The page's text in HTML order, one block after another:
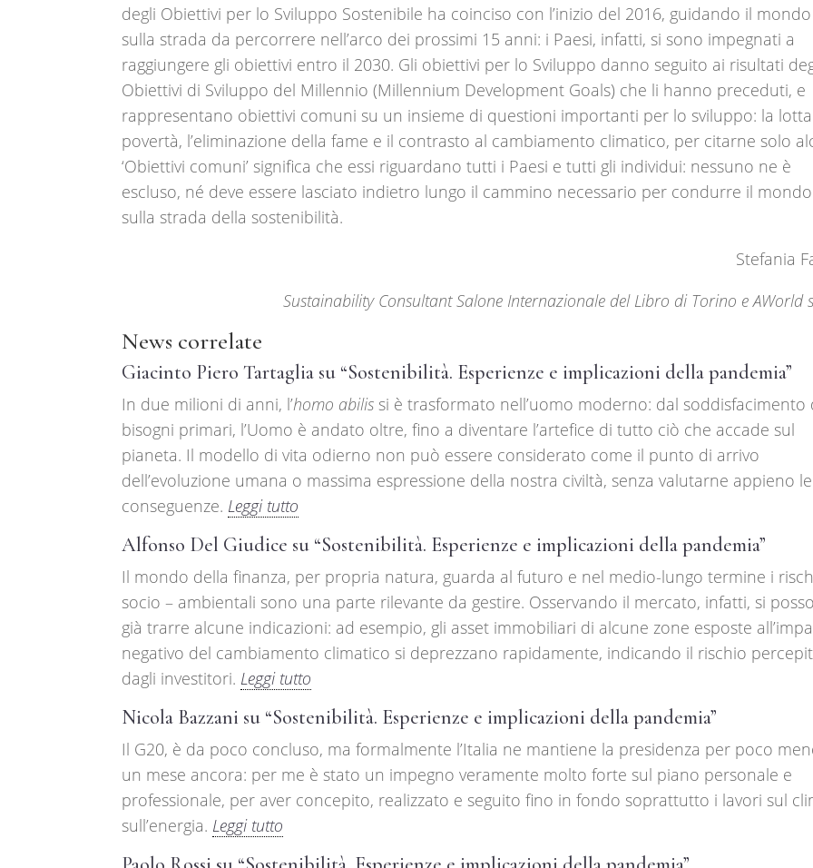
degli Obiettivi per lo Sviluppo Sostenibile ha coinciso con l’inizio del 2016, guidando il mondo
sulla strada da percorrere nell’arco dei prossimi 15 anni: i Paesi, infatti, si sono impegnati a
raggiungere gli obiettivi entro il 2030. Gli obiettivi per lo Sviluppo danno seguito ai risultati
Obiettivi di Sviluppo del Millennio (Millennium Development Goals) che li hanno preceduti, e
rappresentano obiettivi comuni su un insieme di questioni importanti per lo sviluppo: la
povertà, l’eliminazione della fame e il contrasto al cambiamento climatico, per citarne solo
‘Obiettivi comuni’ significa che essi riguardano tutti i Paesi e tutti gli individui: nessuno ne è
escluso, né deve essere lasciato indietro lungo il cammino necessario per condurre il mondo
sulla strada della sostenibilità.
Stefania
Sustainability Consultant Salone Internazionale del Libro di Torino e AWorld
News correlate
Giacinto Piero Tartaglia su “Sostenibilità. Esperienze e implicazioni della pandemia”
In due milioni di anni, l’homo abilis si è trasformato nell’uomo moderno: dal soddisfacimento
bisogni primari, l’Uomo è andato oltre, fino a diventare l’artefice di tutto ciò che accade sul
pianeta. Il modello di vita odierno non può essere considerato come il punto di arrivo
dell’evoluzione umana o massima espressione della nostra civiltà, senza valutarne appieno le
conseguenze. Leggi tutto
Alfonso Del Giudice su “Sostenibilità. Esperienze e implicazioni della pandemia”
Il mondo della finanza, per propria natura, guarda al futuro e nel medio-lungo termine i
socio – ambientali sono una parte rilevante da gestire. Osservando il mercato, infatti, si
già trarre alcune indicazioni: ad esempio, gli asset immobiliari di alcune zone esposte
negativo del cambiamento climatico si deprezzano rapidamente, indicando il rischio
dagli investitori. Leggi tutto
Nicola Bazzani su “Sostenibilità. Esperienze e implicazioni della pandemia”
Il G20, è da poco concluso, ma formalmente l’Italia ne mantiene la presidenza per poco
un mese ancora: per me è stato un impegno veramente molto forte sul piano personale e
professionale, per aver concepito, realizzato e seguito fino in fondo soprattutto i lavori sul
sull’energia. Leggi tutto